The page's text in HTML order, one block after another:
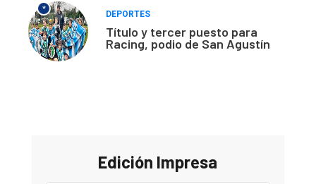
*
DEPORTES
Título y tercer puesto para
Racing, podio de San Agustín
Edición Impresa